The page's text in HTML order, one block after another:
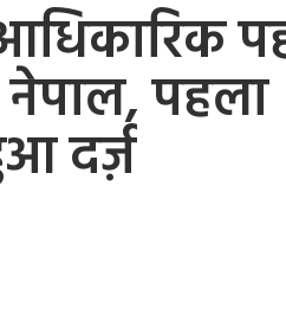
नेपाल, पहला
दर्ज़